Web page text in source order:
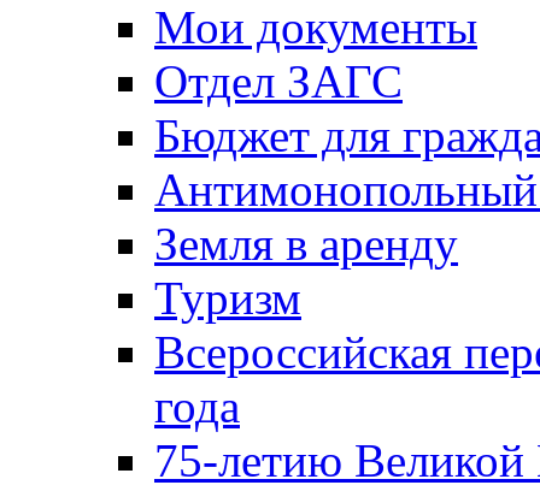
Мои документы
Отдел ЗАГС
Бюджет для
Антимонопольный
Земля в аренду
Туризм
Всероссийская
года
75-летию